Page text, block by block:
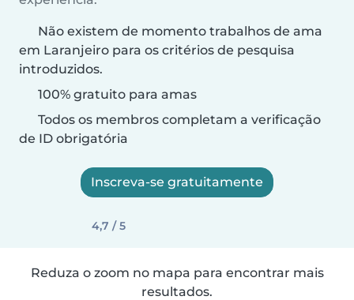
Não existem de momento trabalhos de ama
em Laranjeiro para os critérios de pesquisa
introduzidos.
100% gratuito para amas
Todos os membros completam a verificação
de ID obrigatória
Inscreva-se gratuitamente
4,7 / 5
Reduza o zoom no mapa para encontrar mais
resultados.